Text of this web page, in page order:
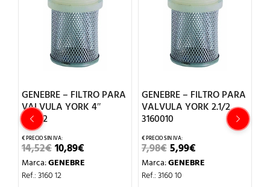
GENEBRE – FILTRO PARA
VALVULA YORK 4″
316012
14,52€EL
PRECIO
ORIGINAL
ERA:
10,89€PRECIO
ACTUAL
Marca:GENEBRE
Ref.: 3160 12
GENEBRE – FILTRO PARA
VALVULA YORK 2.1/2
3160010
7,98€EL
PRECIO
ORIGINAL
ERA:
5,99€PRECIO
ACTUAL
Marca:GENEBRE
Ref.: 3160 10